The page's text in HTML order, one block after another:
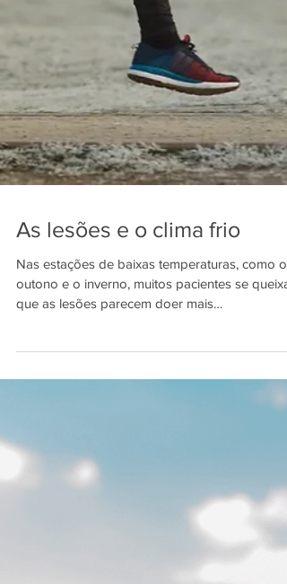
As lesões e o clima frio
Nas estações de baixas temperaturas, como o
outono e o inverno, muitos pacientes se
intensamente....